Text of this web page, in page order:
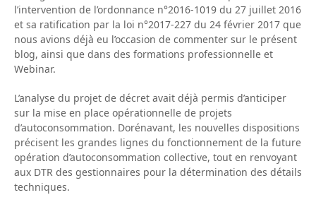
l’intervention de l’ordonnance n°2016-1019 du 27 juillet 2016
et sa ratification par la loi n°2017-227 du 24 février 2017 que
nous avions déjà eu l’occasion de commenter sur le présent
blog, ainsi que dans des formations professionnelle et
Webinar.
L’analyse du projet de décret avait déjà permis d’anticiper
sur la mise en place opérationnelle de projets
d’autoconsommation. Dorénavant, les nouvelles dispositions
précisent les grandes lignes du fonctionnement de la future
opération d’autoconsommation collective, tout en renvoyant
aux DTR des gestionnaires pour la détermination des détails
techniques.